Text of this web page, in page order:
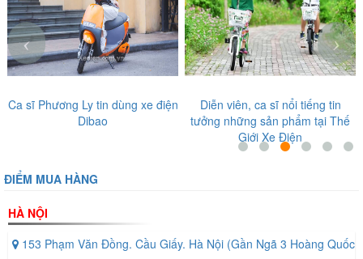
Ca sĩ Phương Ly tin dùng xe điện
Dibao
Diễn viên, ca sĩ nổi tiếng tin
tưởng những sản phẩm tại Thế
Giới Xe Điện
‹ ›
ĐIỂM MUA HÀNG
HÀ NỘI
153 Phạm Văn Đồng. Cầu Giấy. Hà Nội (Gần Ngã 3 Hoàng Quốc